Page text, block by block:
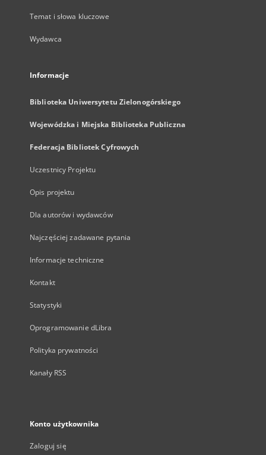
Temat i słowa kluczowe
Wydawca
Informacje
Biblioteka Uniwersytetu Zielonogórskiego
Wojewódzka i Miejska Biblioteka Publiczna
Federacja Bibliotek Cyfrowych
Uczestnicy Projektu
Opis projektu
Dla autorów i wydawców
Najczęściej zadawane pytania
Informacje techniczne
Kontakt
Statystyki
Oprogramowanie dLibra
Polityka prywatności
Kanały RSS
Konto użytkownika
Zaloguj się